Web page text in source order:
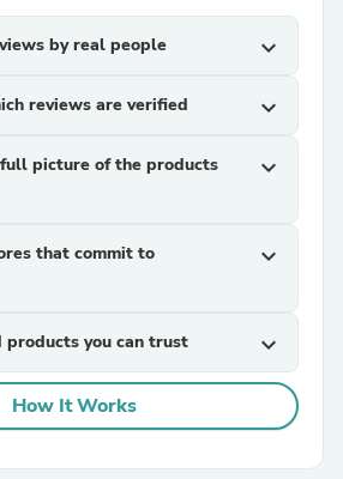
by real people expand_more
reviews are verified expand_more
picture of the products
expand_more
that commit to
expand_more
products you can trust expand_more
How It Works